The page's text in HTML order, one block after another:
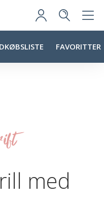
FAVORITTER
med